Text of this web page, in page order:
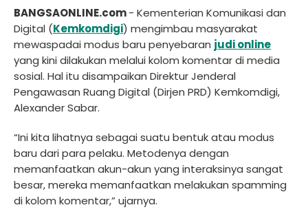
BANGSAONLINE.com- Kementerian Komunikasi dan
Digital (Kemkomdigi) mengimbau masyarakat
mewaspadai modus baru penyebaran judi online
yang kini dilakukan melalui kolom komentar di media
sosial. Hal itu disampaikan Direktur Jenderal
Pengawasan Ruang Digital (Dirjen PRD) Kemkomdigi,
Alexander Sabar.
“Ini kita lihatnya sebagai suatu bentuk atau modus
baru dari para pelaku. Metodenya dengan
memanfaatkan akun-akun yang interaksinya sangat
besar, mereka memanfaatkan melakukan spamming
di kolom komentar,” ujarnya.